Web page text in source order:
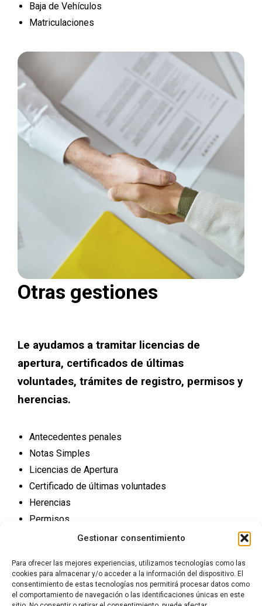
Gestionar consentimiento
Para ofrecer las mejores experiencias, utilizamos tecnologías como las
cookies para almacenar y/o acceder a la información del dispositivo. El
consentimiento de estas tecnologías nos permitirá procesar datos como
el comportamiento de navegación o las identificaciones únicas en este
Baja de Vehículos
Matriculaciones
Otras gestiones
Le ayudamos a tramitar licencias de
apertura, certificados de últimas
voluntades, trámites de registro, permisos y
herencias.
Antecedentes penales
Notas Simples
Licencias de Apertura
Certificado de últimas voluntades
Herencias
Permisos
Trámites Registro